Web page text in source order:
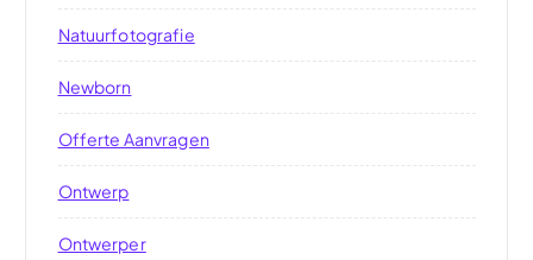
Natuurfotografie
Newborn
Offerte Aanvragen
Ontwerp
Ontwerper